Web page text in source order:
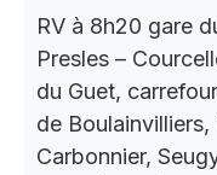
RV à 8h20 gare
Presles –
du Guet,
de
Carbonnier,